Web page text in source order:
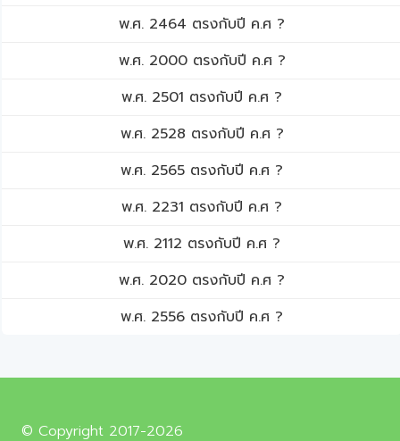
พ.ศ. 2464 ตรงกับปี ค.ศ ?
พ.ศ. 2000 ตรงกับปี ค.ศ ?
พ.ศ. 2501 ตรงกับปี ค.ศ ?
พ.ศ. 2528 ตรงกับปี ค.ศ ?
พ.ศ. 2565 ตรงกับปี ค.ศ ?
พ.ศ. 2231 ตรงกับปี ค.ศ ?
พ.ศ. 2112 ตรงกับปี ค.ศ ?
พ.ศ. 2020 ตรงกับปี ค.ศ ?
พ.ศ. 2556 ตรงกับปี ค.ศ ?
© Copyright 2017-2026